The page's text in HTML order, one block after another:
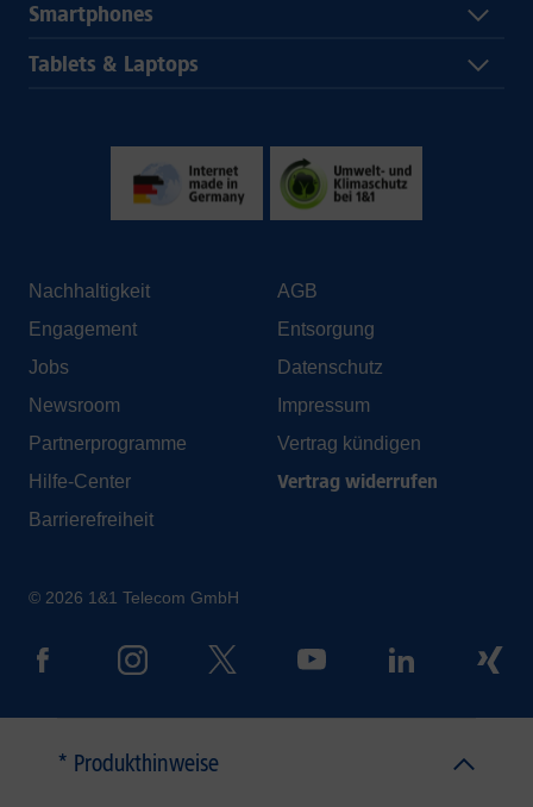
Smartphones
Tablets & Laptops
Nachhaltigkeit
Engagement
Jobs
Newsroom
Partnerprogramme
Hilfe-Center
Barrierefreiheit
AGB
Entsorgung
Datenschutz
Impressum
Vertrag kündigen
Vertrag widerrufen
© 2026 1&1 Telecom GmbH